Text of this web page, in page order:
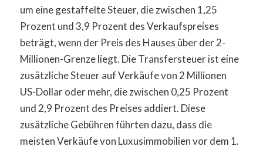
um eine gestaffelte Steuer, die zwischen 1,25
Prozent und 3,9 Prozent des Verkaufspreises
beträgt, wenn der Preis des Hauses über der 2-
Millionen-Grenze liegt. Die Transfersteuer ist eine
zusätzliche Steuer auf Verkäufe von 2 Millionen
US-Dollar oder mehr, die zwischen 0,25 Prozent
und 2,9 Prozent des Preises addiert. Diese
zusätzliche Gebühren führten dazu, dass die
meisten Verkäufe von Luxusimmobilien vor dem 1.